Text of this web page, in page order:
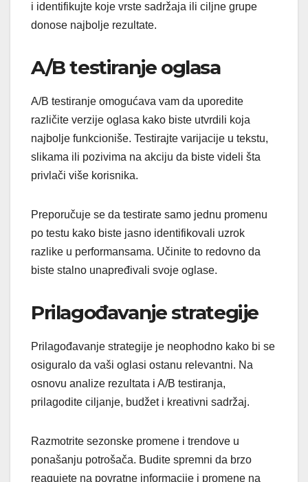
i identifikujte koje vrste sadržaja ili ciljne grupe
donose najbolje rezultate.
A/B testiranje oglasa
A/B testiranje omogućava vam da uporedite
različite verzije oglasa kako biste utvrdili koja
najbolje funkcioniše. Testirajte varijacije u tekstu,
slikama ili pozivima na akciju da biste videli šta
privlači više korisnika.
Preporučuje se da testirate samo jednu promenu
po testu kako biste jasno identifikovali uzrok
razlike u performansama. Učinite to redovno da
biste stalno unapređivali svoje oglase.
Prilagođavanje strategije
Prilagođavanje strategije je neophodno kako bi se
osiguralo da vaši oglasi ostanu relevantni. Na
osnovu analize rezultata i A/B testiranja,
prilagodite ciljanje, budžet i kreativni sadržaj.
Razmotrite sezonske promene i trendove u
ponašanju potrošača. Budite spremni da brzo
reagujete na povratne informacije i promene na